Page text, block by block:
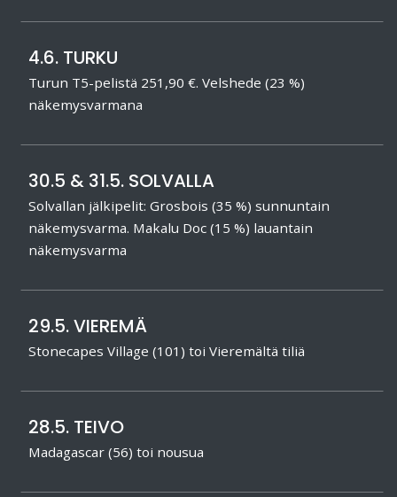
4.6. TURKU
Turun T5-pelistä 251,90 €. Velshede (23 %)
näkemysvarmana
30.5 & 31.5. SOLVALLA
Solvallan jälkipelit: Grosbois (35 %) sunnuntain
näkemysvarma. Makalu Doc (15 %) lauantain
näkemysvarma
29.5. VIEREMÄ
Stonecapes Village (101) toi Vieremältä tiliä
28.5. TEIVO
Madagascar (56) toi nousua